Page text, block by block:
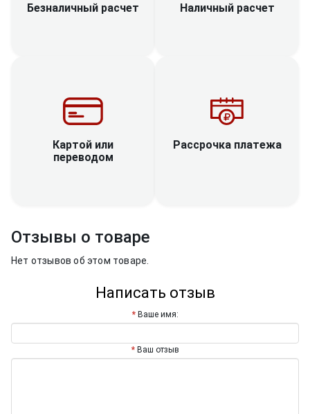
Безналичный расчет Наличный расчет
Картой или
переводом
Рассрочка платежа
Отзывы о товаре
Нет отзывов об этом товаре.
Написать отзыв
Ваше имя:
Ваш отзыв